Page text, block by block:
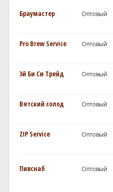
Браумастер Оптовый
Pro Brew Service Оптовый
Эй Би Си Трейд Оптовый
Вятский солод Оптовый
ZIP Service Оптовый
Пивснаб Оптовый